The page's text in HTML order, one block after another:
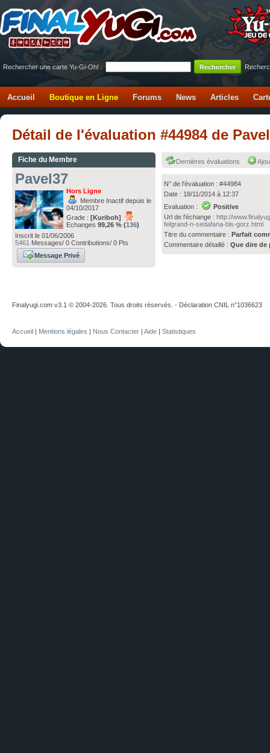
Rechercher une carte Yu-Gi-Oh! :
Accueil Boutique en Ligne Forums News Articles
Détail de l'évaluation #44984 de
Fiche du Membre
Pavel37
Hors Ligne
Membre Inactif depuis le
04/10/2017
Grade : [Kuriboh]
Echanges 99,26 % (136)
Inscrit le 01/06/2006
5461 Messages/ 0 Contributions/ 0 Pts
Message Privé
Dernières évaluations
N° de l'évaluation : #44984
Date : 18/11/2014 à 12:37
Evaluation :
Positive
Url de l'échange :http://
felgrand-n-sedafana-bls-gorz.html
Titre du commentaire :Parfait
Commentaire détaillé :Que dire de
Finalyugi.com v3.1 © 2004-2026. Tous droits réservés. - Déclaration CNIL n°1036623
Accueil | Mentions légales | Nous Contacter | Aide | Statistiques